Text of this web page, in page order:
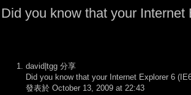
Did you know that your
david|tgg 分享
Did you know that your Internet Explorer 6
發表於 October 13, 2009 at 22:43